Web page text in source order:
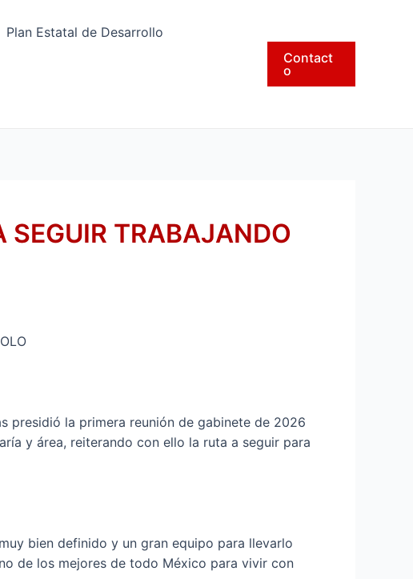
Plan Estatal de Desarrollo
Contact
o
SEGUIR TRABAJANDO
presidió la primera reunión de gabinete de 2026
y área, reiterando con ello la ruta a seguir para
bien definido y un gran equipo para llevarlo
de los mejores de todo México para vivir con